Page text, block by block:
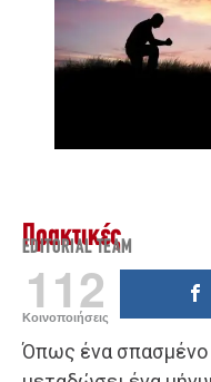
Πρακτικές
EDITORIAL TEAM
112
Κοινοποιήσεις
Όπως ένα σπασμένο